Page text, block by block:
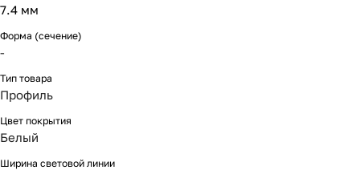
7.4 мм
Форма (сечение)
-
Тип товара
Профиль
Цвет покрытия
Белый
Ширина световой линии